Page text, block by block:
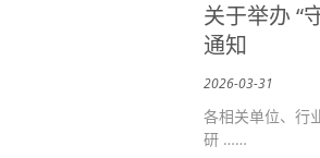
关于举办 “
通知
2026-03-31
各相关单位、
研 ……